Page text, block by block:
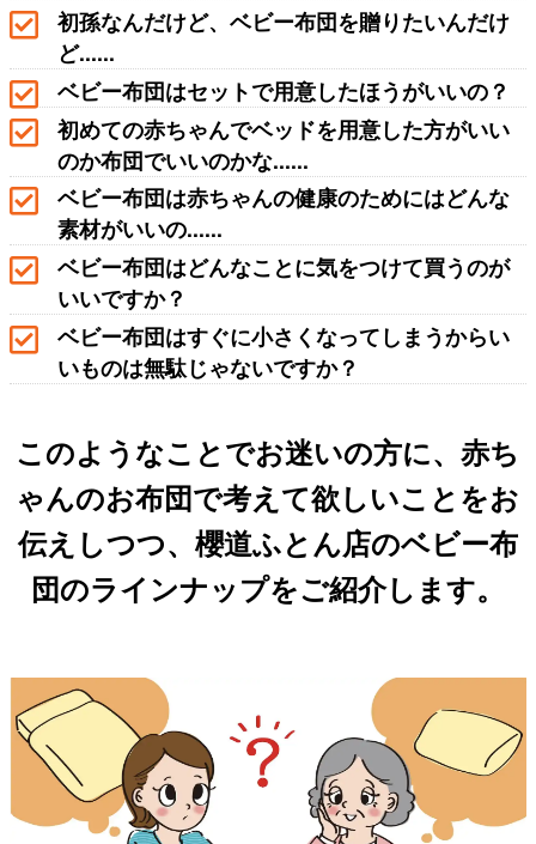
初孫なんだけど、ベビー布団を贈りたいんだけ
ど......
ベビー布団はセットで用意したほうがいいの？
初めての赤ちゃんでベッドを用意した方がいい
のか布団でいいのかな......
ベビー布団は赤ちゃんの健康のためにはどんな
素材がいいの......
ベビー布団はどんなことに気をつけて買うのが
いいですか？
ベビー布団はすぐに小さくなってしまうからい
いものは無駄じゃないですか？
このようなことでお迷いの方に、赤ち
ゃんのお布団で考えて欲しいことをお
伝えしつつ、櫻道ふとん店のベビー布
団のラインナップをご紹介します。